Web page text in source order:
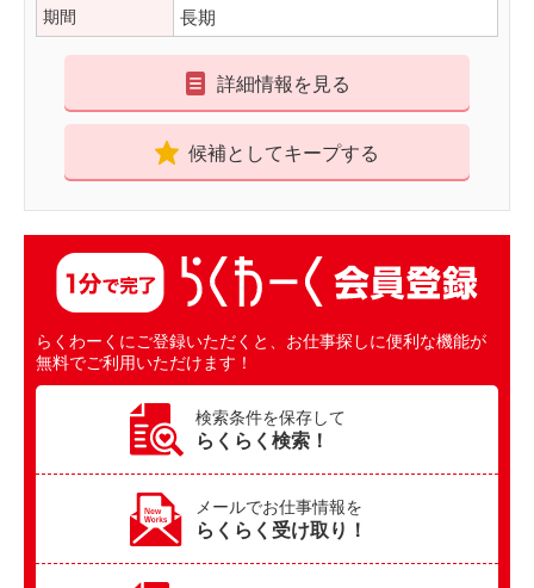
期間 長期
詳細情報を見る
候補としてキープする
らくわーくにご登録いただくと、お仕事探しに便利な機能が
無料でご利用いただけます！
検索条件を保存して
らくらく検索！
メールでお仕事情報を
らくらく受け取り！